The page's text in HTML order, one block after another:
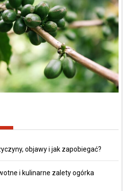
objawy i jak zapobiegać?
i kulinarne zalety ogórka